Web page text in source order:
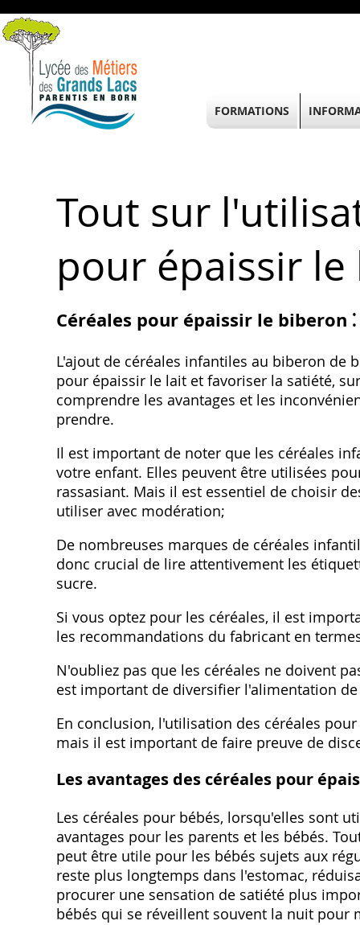
Tout sur
pour épaissir
Céréales pour épaissir le biberon
L'ajout de céréales infantiles au biberon de
pour épaissir le lait et favoriser la satiété,
comprendre les avantages et les
prendre.
Il est important de noter que les céréales
votre enfant. Elles peuvent être utilisées
rassasiant. Mais il est essentiel de choisir
utiliser avec modération;
De nombreuses marques de céréales
donc crucial de lire attentivement les
sucre.
Si vous optez pour les céréales, il est
les recommandations du fabricant en
N'oubliez pas que les céréales ne doivent
est important de diversifier l'alimentation
En conclusion, l'utilisation des céréales
mais il est important de faire preuve de
Les avantages des céréales pour
Les céréales pour bébés, lorsqu'elles sont
avantages pour les parents et les bébés.
peut être utile pour les bébés sujets aux
reste plus longtemps dans l'estomac,
procurer une sensation de satiété plus
bébés qui se réveillent souvent la nuit pour
FORMATIONS